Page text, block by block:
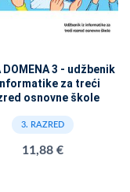
DOMENA 3 - udžbenik
za treći
osnovne škole
3. RAZRED
11,88 €